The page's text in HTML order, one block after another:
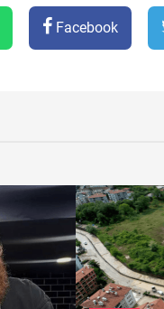
Facebook